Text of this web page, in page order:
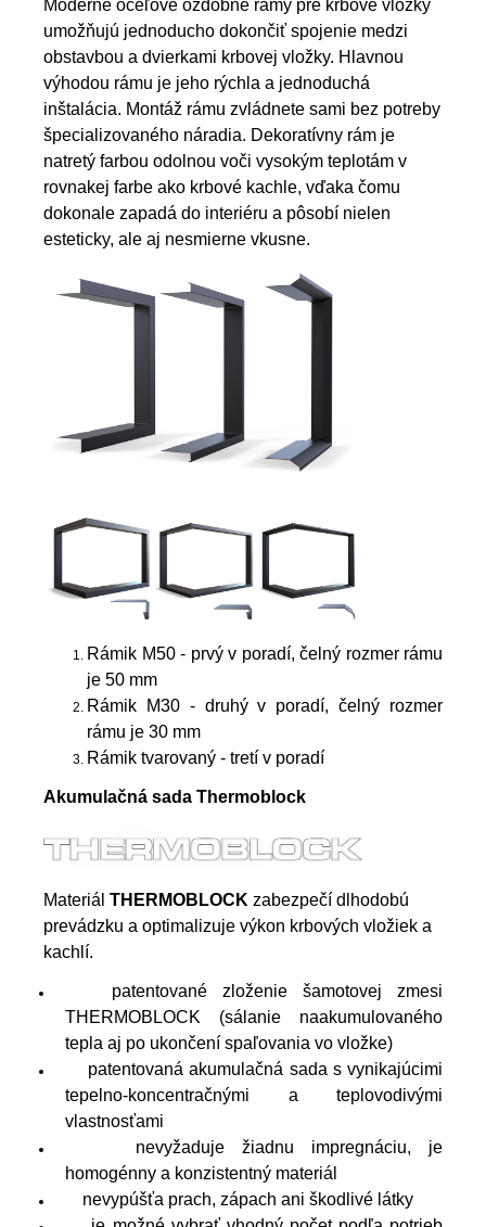
Moderné oceľové ozdobné rámy pre krbové vložky
umožňujú jednoducho dokončiť spojenie medzi
obstavbou a dvierkami krbovej vložky. Hlavnou
výhodou rámu je jeho rýchla a jednoduchá
inštalácia. Montáž rámu zvládnete sami bez potreby
špecializovaného náradia. Dekoratívny rám je
natretý farbou odolnou voči vysokým teplotám v
rovnakej farbe ako krbové kachle, vďaka čomu
dokonale zapadá do interiéru a pôsobí nielen
esteticky, ale aj nesmierne vkusne.
Rámik M50 - prvý v poradí, čelný rozmer rámu
je 50 mm
Rámik M30 - druhý v poradí, čelný rozmer
rámu je 30 mm
Rámik tvarovaný - tretí v poradí
Akumulačná sada Thermoblock
Materiál THERMOBLOCK zabezpečí dlhodobú
prevádzku a optimalizuje výkon krbových vložiek a
kachlí.
patentované zloženie šamotovej zmesi
THERMOBLOCK (sálanie naakumulovaného
tepla aj po ukončení spaľovania vo vložke)
patentovaná akumulačná sada s vynikajúcimi
tepelno-koncentračnými a teplovodivými
vlastnosťami
nevyžaduje žiadnu impregnáciu, je
homogénny a konzistentný materiál
nevypúšťa prach, zápach ani škodlivé látky